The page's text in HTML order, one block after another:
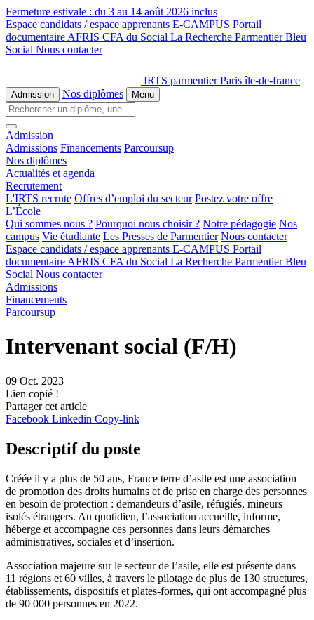
Fermeture estivale : du 3 au 14 août 2026 inclus
Espace candidats / espace apprenants E-CAMPUS Portail
documentaire AFRIS CFA du Social La Recherche Parmentier Bleu
Social Nous contacter
IRTS parmentier Paris île-de-france
Admission Nos diplômes Menu
Admission
Admissions Financements Parcoursup
Nos diplômes
Actualités et agenda
Recrutement
L'IRTS recrute Offres d’emploi du secteur Postez votre offre
L’École
Qui sommes nous ? Pourquoi nous choisir ? Notre pédagogie Nos
campus Vie étudiante Les Presses de Parmentier Nous contacter
Espace candidats / espace apprenants E-CAMPUS Portail
documentaire AFRIS CFA du Social La Recherche Parmentier Bleu
Social Nous contacter
Admissions
Financements
Parcoursup
Intervenant social (F/H)
09 Oct. 2023
Lien copié !
Partager cet article
Facebook Linkedin Copy-link
Descriptif du poste
Créée il y a plus de 50 ans, France terre d’asile est une association
de promotion des droits humains et de prise en charge des personnes
en besoin de protection : demandeurs d’asile, réfugiés, mineurs
isolés étrangers. Au quotidien, l’association accueille, informe,
héberge et accompagne ces personnes dans leurs démarches
administratives, sociales et d’insertion.
Association majeure sur le secteur de l’asile, elle est présente dans
11 régions et 60 villes, à travers le pilotage de plus de 130 structures,
établissements, dispositifs et plates-formes, qui ont accompagné plus
de 90 000 personnes en 2022.